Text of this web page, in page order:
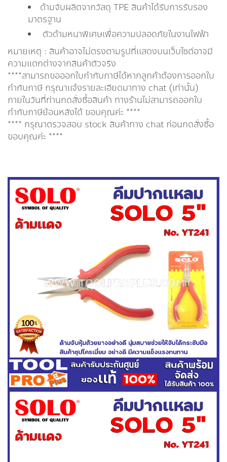
ด้ามจับผลิตจากวัสดุ TPE สินค้าได้รับการรับรอง
มาตรฐาน
ตัวด้ามหนาพิเศษเพื่อความปลอดภัยในงานไฟฟ้า
หมายเหตุ : สินค้าอาจไม่ตรงตามรูปที่แสดงบนเว็บไซต์อาจมี
ความแตกต่างจากสินค้าตัวจริง
****สามารถขอออกใบกำกับภาษีได้หากลูกค้าต้องการออกใบ
กำกับภาษี กรุณาเเจ้งรายละเอียดมาทาง chat (เท่านั้น)
ภายในวันที่ท่านกดสั่งซื้อสินค้า ทางร้านไม่สามารถออกใบ
กำกับภาษีย้อนหลังได้ ขอบคุณค่ะ ****
**** กรุณาตรวจสอบ stock สินค้าทาง chat ก่อนกดสั่งซื้อ
ขอบคุณค่ะ ****